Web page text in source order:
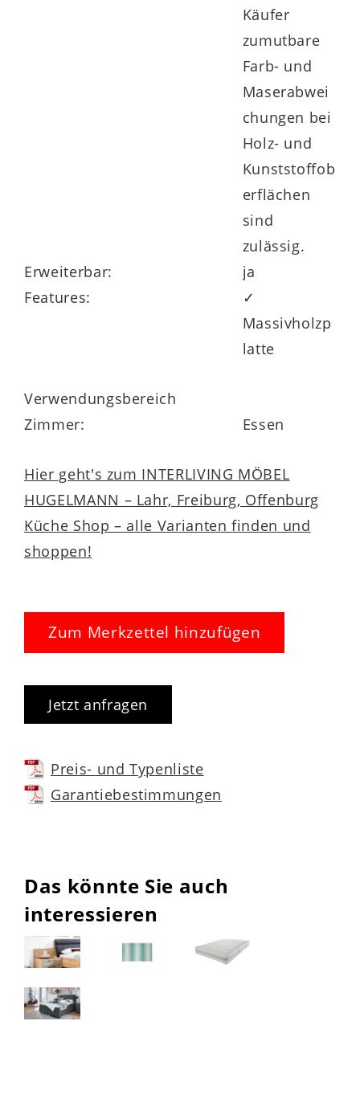
Käufer
zumutbare
Farb- und
Maserabwei
chungen bei
Holz- und
Kunststoffob
erflächen
sind
zulässig.
Erweiterbar:
ja
Features:
✓
Massivholzp
latte
Verwendungsbereich
Zimmer:
Essen
Hier geht's zum INTERLIVING MÖBEL
HUGELMANN – Lahr, Freiburg, Offenburg
Küche Shop – alle Varianten finden und
shoppen!
Zum Merkzettel hinzufügen
Jetzt anfragen
Preis- und Typenliste
Garantiebestimmungen
Das könnte Sie auch
interessieren